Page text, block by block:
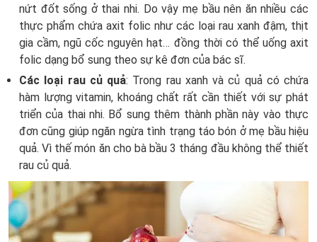
nứt đốt sống ở thai nhi. Do vậy mẹ bầu nên ăn nhiều các
thực phẩm chứa axit folic như các loại rau xanh đậm, thịt
gia cầm, ngũ cốc nguyên hạt… đồng thời có thể uống axit
folic dạng bổ sung theo sự kê đơn của bác sĩ.
Các loại rau củ quả: Trong rau xanh và củ quả có chứa
hàm lượng vitamin, khoáng chất rất cần thiết với sự phát
triển của thai nhi. Bổ sung thêm thành phần này vào thực
đơn cũng giúp ngăn ngừa tình trạng táo bón ở mẹ bầu hiệu
quả. Vì thế món ăn cho bà bầu 3 tháng đầu không thể thiết
rau củ quả.